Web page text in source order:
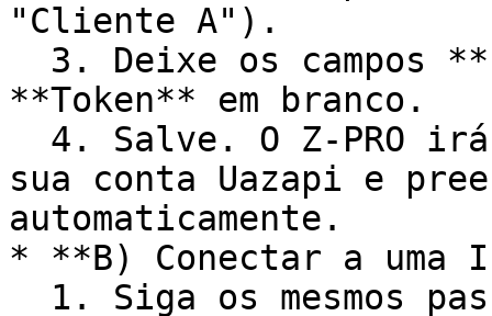
"Cliente A").
**Token** em branco.
sua conta Uazapi e
automaticamente.
* **B) Conectar a uma